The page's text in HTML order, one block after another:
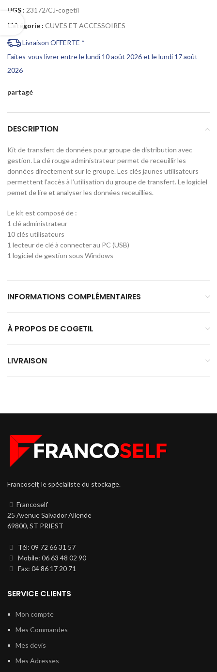
UGS : 23172/CJ-cogetil
Catégorie : CUVES ET ACCESSOIRES
Livraison OFFERTE *
Faites-vous livrer entre le lundi 10 août 2026 et le lundi 17 août
2026
partagé
DESCRIPTION
Kit de transfert de données pour groupe de distribution avec
gestion. La clé rouge administrateur permet de receuillir les
données directement sur le groupe. Les clés jaunes utilisateurs
permettent l’accès à l’utilisation du groupe de transfert. Le logiciel
pemet de lire et analyser les données receuillies.
Le kit est composé de :
1 clé administrateur
10 clés utilisateurs
1 lecteur de clé à connecter au PC (USB)
1 logiciel de gestion sous Windows
INFORMATIONS COMPLÉMENTAIRES
À PROPOS DE COGETIL
LIVRAISON
Francoself, le spécialiste du stockage.
Francoself
25 Avenue Salvador Allende
69800, ST PRIEST
Tél: 09 72 66 31 57
Mobile: 06 63 48 02 90
Fax: 04 86 17 20 71
SERVICE CLIENTS
Mon compte
Mes Commandes
Mes devis
Mes Adresses